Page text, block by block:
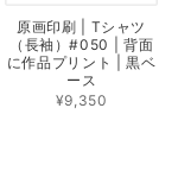
原画印刷 | Tシャツ
（長袖）#050 | 背面
に作品プリント | 黒ベ
ース
¥9,350